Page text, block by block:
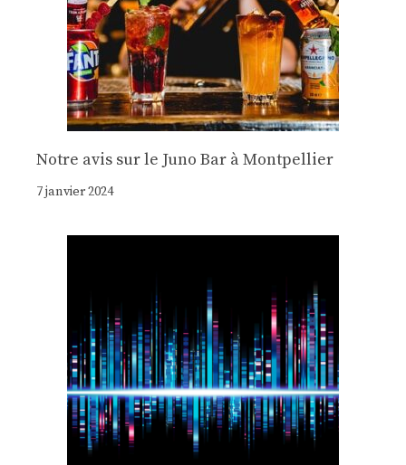
Notre avis sur le Juno Bar à Montpellier
7 janvier 2024